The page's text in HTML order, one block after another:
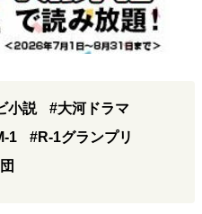
小説
#大河ドラマ
1
#R-1グランプリ